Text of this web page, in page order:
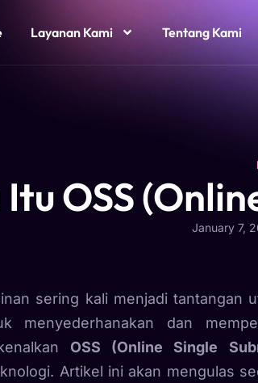
Layanan Kami Tentang Kami
OSS
January 7,
sering kali menjadi tantangan
menyederhanakan dan
OSS (Online Single
Artikel ini akan mengulas